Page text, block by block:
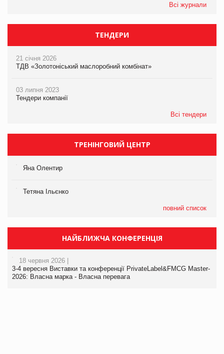
Всі журнали
ТЕНДЕРИ
21 січня 2026
ТДВ «Золотоніський маслоробний комбінат»
03 липня 2023
Тендери компанії
Всі тендери
ТРЕНІНГОВИЙ ЦЕНТР
Яна Олентир
Тетяна Ільєнко
повний список
НАЙБЛИЖЧА КОНФЕРЕНЦІЯ
18 червня 2026 |
3-4 вересня Виставки та конференції PrivateLabel&FMCG Master-
2026: Власна марка - Власна перевага